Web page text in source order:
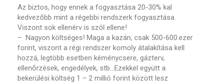
Az biztos, hogy ennek a fogyasztása 20-30% kal
kedvezőbb mint a régebbi rendszerk fogyasztása.
Viszont sok ellenérv is szól ellene!
– Nagyon költséges! Maga a kazán, csak 500-600.ezer
forint, viszont a régi rendszer komoly átalakítása kell
hozzá, legtöbb esetben kéménycsere, gázterv,
ellenőrzések, engedélyek, stb…Ezekkel együtt a
bekerülési költség 1 – 2 millió forint között lesz